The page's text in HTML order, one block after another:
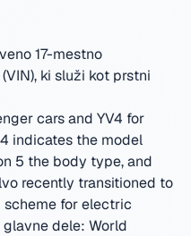
17-mestno
ki služi kot prstni
cars and YV4 for
indicates the model
5 the body type, and
recently transitioned to
for electric
dele: World